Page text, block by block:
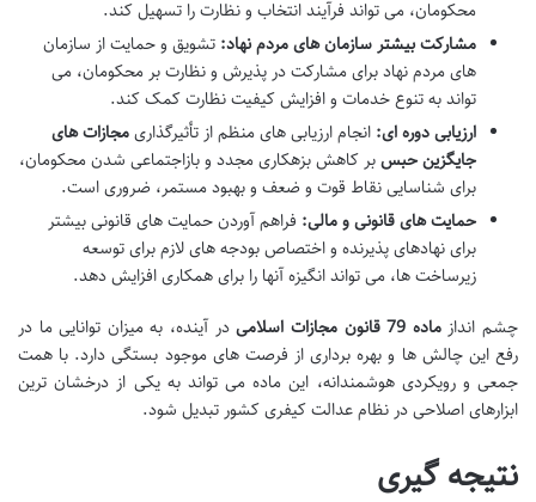
محکومان، می تواند فرآیند انتخاب و نظارت را تسهیل کند.
مشارکت بیشتر سازمان های مردم نهاد: تشویق و حمایت از سازمان
های مردم نهاد برای مشارکت در پذیرش و نظارت بر محکومان، می
تواند به تنوع خدمات و افزایش کیفیت نظارت کمک کند.
ارزیابی دوره ای: انجام ارزیابی های منظم از تأثیرگذاریمجازات های
جایگزین حبسبر کاهش بزهکاری مجدد و بازاجتماعی شدن محکومان،
برای شناسایی نقاط قوت و ضعف و بهبود مستمر، ضروری است.
حمایت های قانونی و مالی: فراهم آوردن حمایت های قانونی بیشتر
برای نهادهای پذیرنده و اختصاص بودجه های لازم برای توسعه
زیرساخت ها، می تواند انگیزه آنها را برای همکاری افزایش دهد.
چشم اندازماده 79 قانون مجازات اسلامی
در آینده، به میزان توانایی ما در
رفع این چالش ها و بهره برداری از فرصت های موجود بستگی دارد. با همت
جمعی و رویکردی هوشمندانه، این ماده می تواند به یکی از درخشان ترین
ابزارهای اصلاحی در نظام عدالت کیفری کشور تبدیل شود.
نتیجه گیری